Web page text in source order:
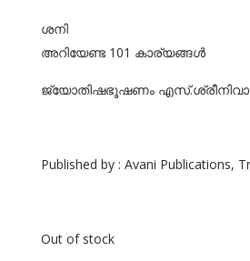
ശനി
അറിയേണ്ട 101 കാര്യങ്ങള്‍
ജ്യോതിഷഭൂഷണം
Published by : Avani Publications,
Out of stock